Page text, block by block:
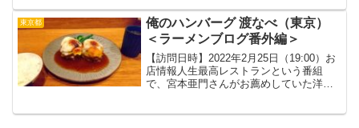
品のつけ麺私は東京出張のたびに、必ず1
食はこ...
東京都
俺のハンバーグ 渡なべ（東京）
＜ラーメンブログ番外編＞
【訪問日時】2022年2月25日（19:00）お
店情報人生最高レストランという番組
で、宮本亜門さんがお薦めしていた洋食